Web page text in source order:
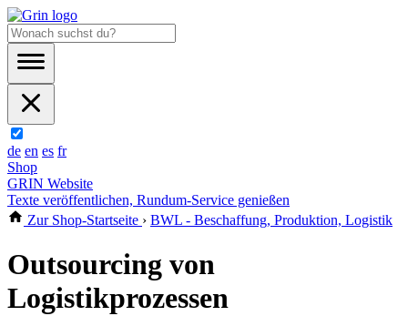
de en es fr
Shop
GRIN Website
Texte veröffentlichen, Rundum-Service genießen
Zur Shop-Startseite › BWL - Beschaffung, Produktion, Logistik
Outsourcing von
Logistikprozessen